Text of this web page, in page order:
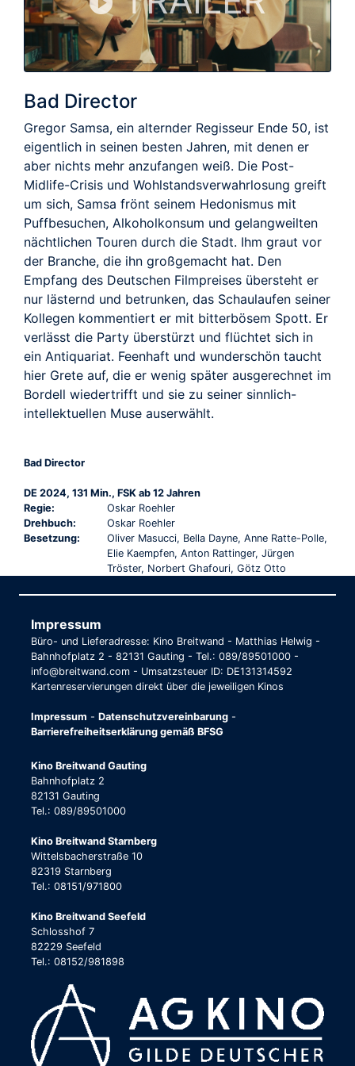
Bad Director
Gregor Samsa, ein alternder Regisseur Ende 50, ist
eigentlich in seinen besten Jahren, mit denen er
aber nichts mehr anzufangen weiß. Die Post-
Midlife-Crisis und Wohlstandsverwahrlosung greift
um sich, Samsa frönt seinem Hedonismus mit
Puffbesuchen, Alkoholkonsum und gelangweilten
nächtlichen Touren durch die Stadt. Ihm graut vor
der Branche, die ihn großgemacht hat. Den
Empfang des Deutschen Filmpreises übersteht er
nur lästernd und betrunken, das Schaulaufen seiner
Kollegen kommentiert er mit bitterbösem Spott. Er
verlässt die Party überstürzt und flüchtet sich in
ein Antiquariat. Feenhaft und wunderschön taucht
hier Grete auf, die er wenig später ausgerechnet im
Bordell wiedertrifft und sie zu seiner sinnlich-
intellektuellen Muse auserwählt.
Bad Director
DE 2024, 131 Min., FSK ab 12 Jahren
Regie:
Oskar Roehler
Drehbuch:
Oskar Roehler
Besetzung:
Oliver Masucci, Bella Dayne, Anne Ratte-Polle,
Elie Kaempfen, Anton Rattinger, Jürgen
Tröster, Norbert Ghafouri, Götz Otto
Impressum
Büro- und Lieferadresse: Kino Breitwand - Matthias Helwig -
Bahnhofplatz 2 - 82131 Gauting - Tel.: 089/89501000 -
info@breitwand.com - Umsatzsteuer ID: DE131314592
Kartenreservierungen direkt über die jeweiligen Kinos
Impressum - Datenschutzvereinbarung -
Barrierefreiheitserklärung gemäß BFSG
Kino Breitwand Gauting
Bahnhofplatz 2
82131 Gauting
Tel.: 089/89501000
Kino Breitwand Starnberg
Wittelsbacherstraße 10
82319 Starnberg
Tel.: 08151/971800
Kino Breitwand Seefeld
Schlosshof 7
82229 Seefeld
Tel.: 08152/981898